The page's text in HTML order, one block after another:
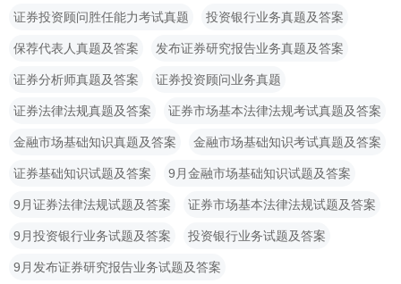
证券投资顾问胜任能力考试真题 投资银行业务真题及答案
保荐代表人真题及答案 发布证券研究报告业务真题及答案
证券分析师真题及答案 证券投资顾问业务真题
证券法律法规真题及答案 证券市场基本法律法规考试真题及答案
金融市场基础知识真题及答案 金融市场基础知识考试真题及答案
证券基础知识试题及答案 9月金融市场基础知识试题及答案
9月证券法律法规试题及答案 证券市场基本法律法规试题及答案
9月投资银行业务试题及答案 投资银行业务试题及答案
9月发布证券研究报告业务试题及答案